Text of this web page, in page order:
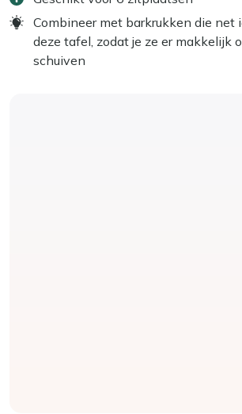
Combineer met barkrukken die net
deze tafel, zodat je ze er makkelijk
schuiven